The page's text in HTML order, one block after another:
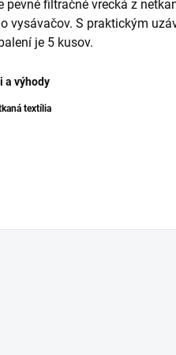
pevné filtračné vrecká z
vysávačov. S praktickým
je 5 kusov.
a výhody
textília